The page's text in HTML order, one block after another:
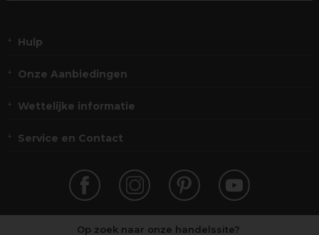
Hulp
Onze Aanbiedingen
Wettelijke informatie
Service en Contact
Op zoek naar onze handelssite?